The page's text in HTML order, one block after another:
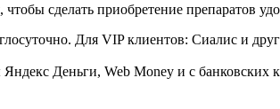
сделать приобретение препаратов
Для VIP клиентов: Сиалис и
Деньги, Web Money и с